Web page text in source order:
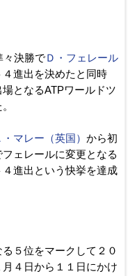
々決勝でＤ・フェレール
進出を決めたと同時
となるATPワールドツ
・マレー（英国） から初
ェレールに変更となる
進出という快挙を達成
５位をマークして２０
４日から１１日にかけ